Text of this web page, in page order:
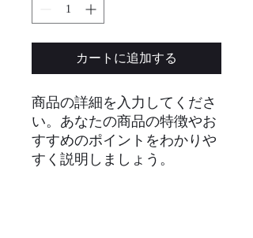
カートに追加する
商品の詳細を入力してくださ
い。あなたの商品の特徴やお
すすめのポイントをわかりや
すく説明しましょう。